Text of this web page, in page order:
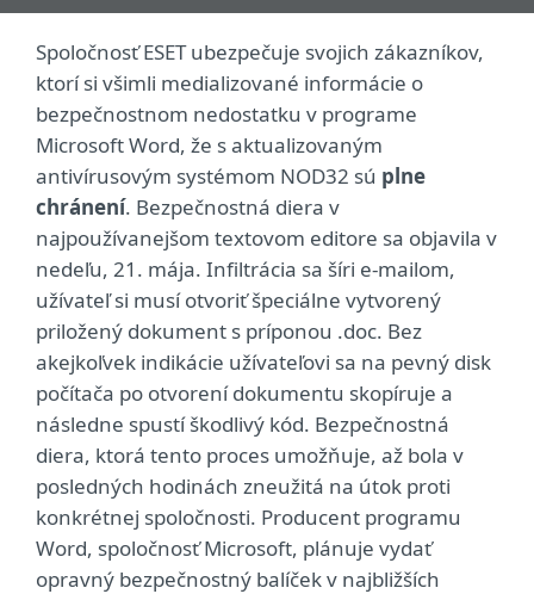
Spoločnosť ESET ubezpečuje svojich zákazníkov,
ktorí si všimli medializované informácie o
bezpečnostnom nedostatku v programe
Microsoft Word, že s aktualizovaným
antivírusovým systémom NOD32 sú plne
chránení. Bezpečnostná diera v
najpoužívanejšom textovom editore sa objavila v
nedeľu, 21. mája. Infiltrácia sa šíri e-mailom,
užívateľ si musí otvoriť špeciálne vytvorený
priložený dokument s príponou .doc. Bez
akejkoľvek indikácie užívateľovi sa na pevný disk
počítača po otvorení dokumentu skopíruje a
následne spustí škodlivý kód. Bezpečnostná
diera, ktorá tento proces umožňuje, až bola v
posledných hodinách zneužitá na útok proti
konkrétnej spoločnosti. Producent programu
Word, spoločnosť Microsoft, plánuje vydať
opravný bezpečnostný balíček v najbližších